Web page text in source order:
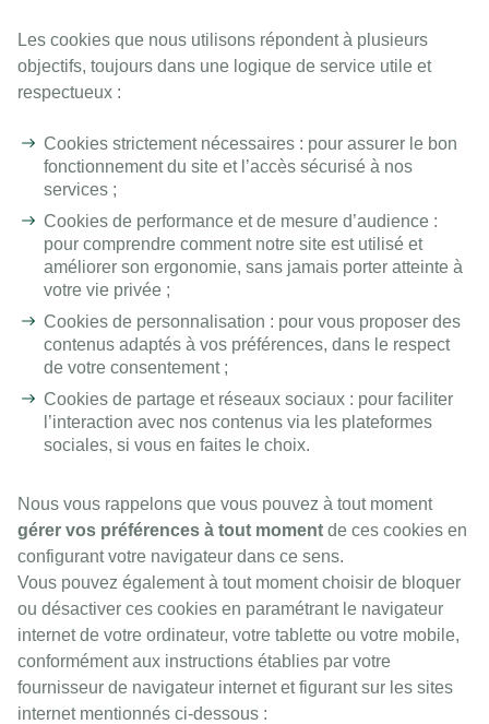
Les cookies que nous utilisons répondent à plusieurs
objectifs, toujours dans une logique de service utile et
respectueux :
Cookies strictement nécessaires : pour assurer le bon
fonctionnement du site et l’accès sécurisé à nos
services ;
Cookies de performance et de mesure d’audience :
pour comprendre comment notre site est utilisé et
améliorer son ergonomie, sans jamais porter atteinte à
votre vie privée ;
Cookies de personnalisation : pour vous proposer des
contenus adaptés à vos préférences, dans le respect
de votre consentement ;
Cookies de partage et réseaux sociaux : pour faciliter
l’interaction avec nos contenus via les plateformes
sociales, si vous en faites le choix.
Nous vous rappelons que vous pouvez à tout moment
gérer vos préférences à tout moment de ces cookies en
configurant votre navigateur dans ce sens.
Vous pouvez également à tout moment choisir de bloquer
ou désactiver ces cookies en paramétrant le navigateur
internet de votre ordinateur, votre tablette ou votre mobile,
conformément aux instructions établies par votre
fournisseur de navigateur internet et figurant sur les sites
internet mentionnés ci-dessous :